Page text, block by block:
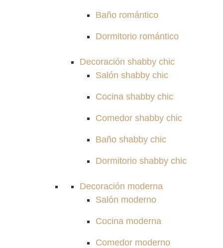
Baño romántico
Dormitorio romántico
Decoración shabby chic
Salón shabby chic
Cocina shabby chic
Comedor shabby chic
Baño shabby chic
Dormitorio shabby chic
Decoración moderna
Salón moderno
Cocina moderna
Comedor moderno